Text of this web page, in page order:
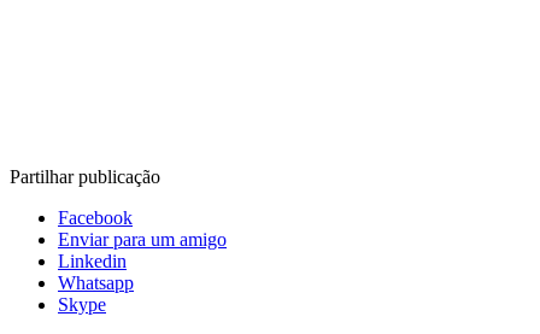
Partilhar publicação
Facebook
Enviar para um amigo
Linkedin
Whatsapp
Skype